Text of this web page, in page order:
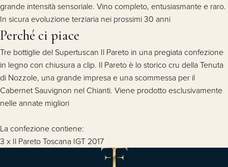
grande intensità sensoriale. Vino completo, entusiasmante e raro.
In sicura evoluzione terziaria nei prossimi 30 anni
Perché ci piace
Tre bottiglie del Supertuscan Il Pareto in una pregiata confezione
in legno con chiusura a clip. Il Pareto è lo storico cru della Tenuta
di Nozzole, una grande impresa e una scommessa per il
Cabernet Sauvignon nel Chianti. Viene prodotto esclusivamente
nelle annate migliori
La confezione contiene:
3 x Il Pareto Toscana IGT 2017